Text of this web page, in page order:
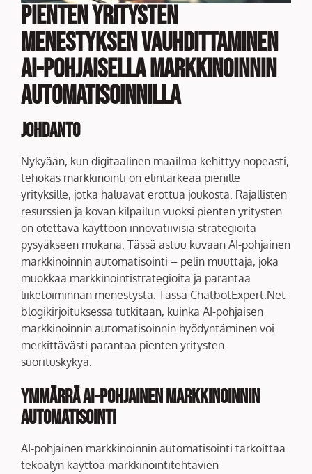
Pienten Yritysten
Menestyksen Vauhdittaminen
AI-pohjaisella Markkinoinnin
Automatisoinnilla
Johdanto
Nykyään, kun digitaalinen maailma kehittyy nopeasti,
tehokas markkinointi on elintärkeää pienille
yrityksille, jotka haluavat erottua joukosta. Rajallisten
resurssien ja kovan kilpailun vuoksi pienten yritysten
on otettava käyttöön innovatiivisia strategioita
pysyäkseen mukana. Tässä astuu kuvaan AI-pohjainen
markkinoinnin automatisointi – pelin muuttaja, joka
muokkaa markkinointistrategioita ja parantaa
liiketoiminnan menestystä. Tässä ChatbotExpert.Net-
blogikirjoituksessa tutkitaan, kuinka AI-pohjaisen
markkinoinnin automatisoinnin hyödyntäminen voi
merkittävästi parantaa pienten yritysten
suorituskykyä.
Ymmärrä AI-pohjainen Markkinoinnin
Automatisointi
AI-pohjainen markkinoinnin automatisointi tarkoittaa
tekoälyn käyttöä markkinointitehtävien